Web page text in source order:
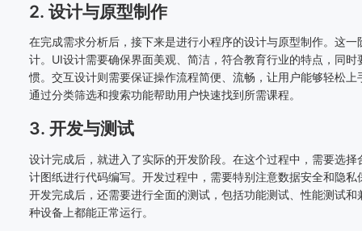
2. 设计与原型制作
在完成需求分析后，接下来是进行小程序的设计与原型制作。这
计。UI设计需要确保界面美观、简洁，符合教育行业的特点，同
惯。交互设计则需要保证操作流程简便、流畅，让用户能够轻松
通过分类筛选和搜索功能帮助用户快速找到所需课程。
3. 开发与测试
设计完成后，就进入了实际的开发阶段。在这个过程中，需要选
计图纸进行代码编写。开发过程中，需要特别注意数据安全和隐
开发完成后，还需要进行全面的测试，包括功能测试、性能测试
种设备上都能正常运行。